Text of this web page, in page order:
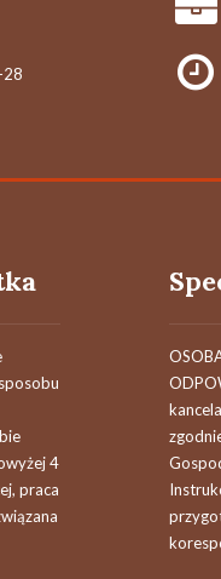
28
4
praca